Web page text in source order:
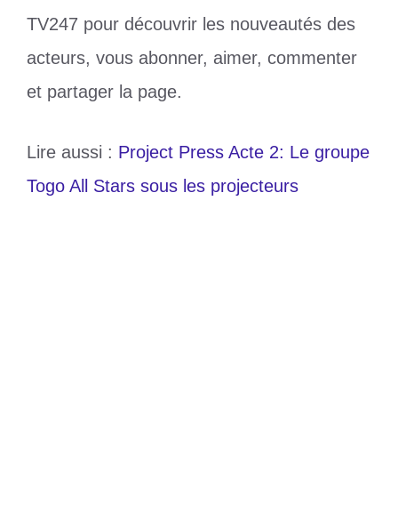
TV247 pour découvrir les nouveautés des
acteurs, vous abonner, aimer, commenter
et partager la page.
Lire aussi : Project Press Acte 2: Le groupe
Togo All Stars sous les projecteurs